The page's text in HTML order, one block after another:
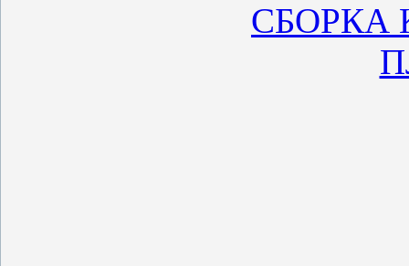
СБОРКА